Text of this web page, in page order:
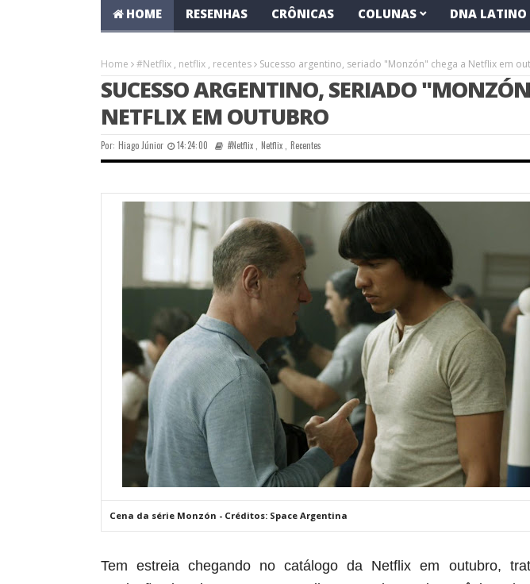
HOME RESENHAS CRÔNICAS COLUNAS DNA LATINO
Home #Netflix , netflix , recentes Sucesso argentino, seriado "Monzón" chega a Netflix em
SUCESSO ARGENTINO, SERIADO
NETFLIX EM OUTUBRO
Por: Hiago Júnior 14:24:00 #Netflix ,Netflix Recentes
Cena da série Monzón - Créditos: Space Argentina
Tem estreia chegando no catálogo da Netflix em outubro,